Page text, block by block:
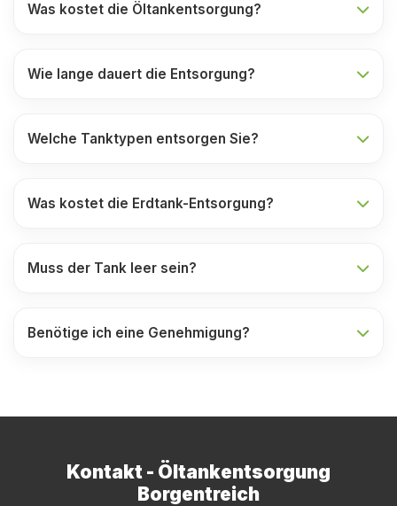
Was kostet die Öltankentsorgung?
Wie lange dauert die Entsorgung?
Welche Tanktypen entsorgen Sie?
Was kostet die Erdtank-Entsorgung?
Muss der Tank leer sein?
Benötige ich eine Genehmigung?
Kontakt - Öltankentsorgung
Borgentreich